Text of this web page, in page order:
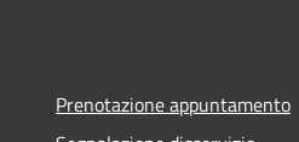
Prenotazione appuntamento